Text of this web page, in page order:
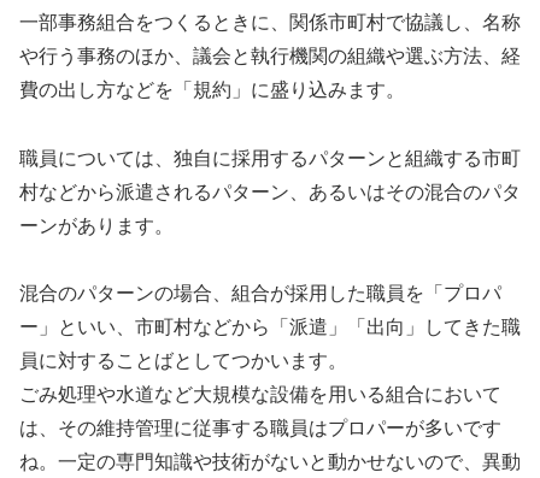
一部事務組合をつくるときに、関係市町村で協議し、名称
や行う事務のほか、議会と執行機関の組織や選ぶ方法、経
費の出し方などを「規約」に盛り込みます。
職員については、独自に採用するパターンと組織する市町
村などから派遣されるパターン、あるいはその混合のパタ
ーンがあります。
混合のパターンの場合、組合が採用した職員を「プロパ
ー」といい、市町村などから「派遣」「出向」してきた職
員に対することばとしてつかいます。
ごみ処理や水道など大規模な設備を用いる組合において
は、その維持管理に従事する職員はプロパーが多いです
ね。一定の専門知識や技術がないと動かせないので、異動